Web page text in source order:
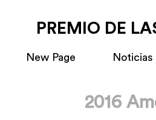
PREMIO DE
New Page Noticias
2016